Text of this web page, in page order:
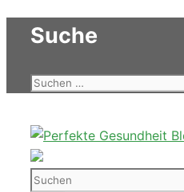
Zum
InhaltSuche
Suchen
Suchen